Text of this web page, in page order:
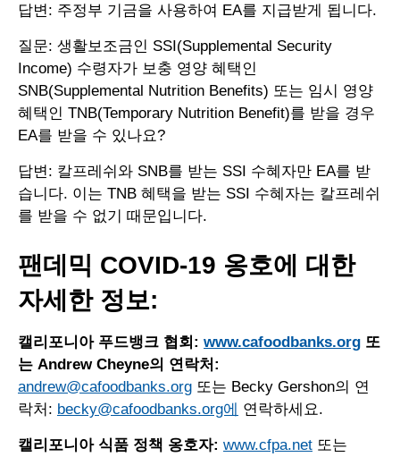
답변: 주정부 기금을 사용하여 EA를 지급받게 됩니다.
질문: 생활보조금인 SSI(Supplemental Security
Income) 수령자가 보충 영양 혜택인
SNB(Supplemental Nutrition Benefits) 또는 임시 영양
혜택인 TNB(Temporary Nutrition Benefit)를 받을 경우
EA를 받을 수 있나요?
답변: 칼프레쉬와 SNB를 받는 SSI 수혜자만 EA를 받
습니다. 이는 TNB 혜택을 받는 SSI 수혜자는 칼프레쉬
를 받을 수 없기 때문입니다.
팬데믹 COVID-19 옹호에 대한
자세한 정보:
캘리포니아 푸드뱅크 협회: www.cafoodbanks.org 또
는 Andrew Cheyne의 연락처:
andrew@cafoodbanks.org 또는 Becky Gershon의 연
락처: becky@cafoodbanks.org에 연락하세요.
캘리포니아 식품 정책 옹호자: www.cfpa.net 또는